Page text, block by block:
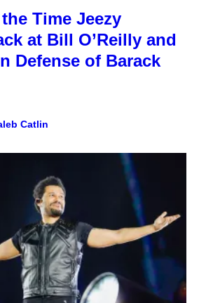
Time Jeezy
at Bill O’Reilly and
Defense of Barack
Catlin